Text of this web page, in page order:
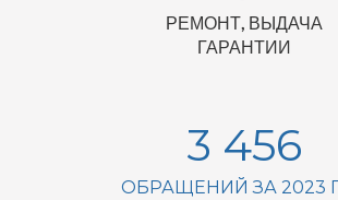
РЕМОНТ, ВЫДАЧА
ГАРАНТИИ
3 456
ОБРАЩЕНИЙ ЗА 2023